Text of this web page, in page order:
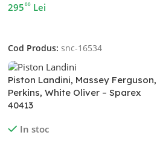
29500 Lei
Cod Produs:snc-16534
Piston Landini, Massey Ferguson,
Perkins, White Oliver – Sparex
40413
In stoc